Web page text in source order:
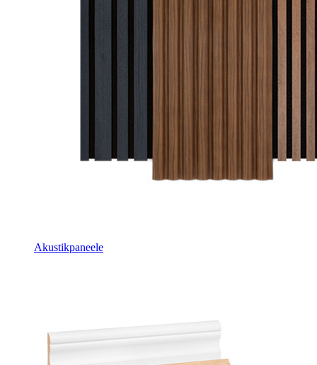
Akustikpaneele